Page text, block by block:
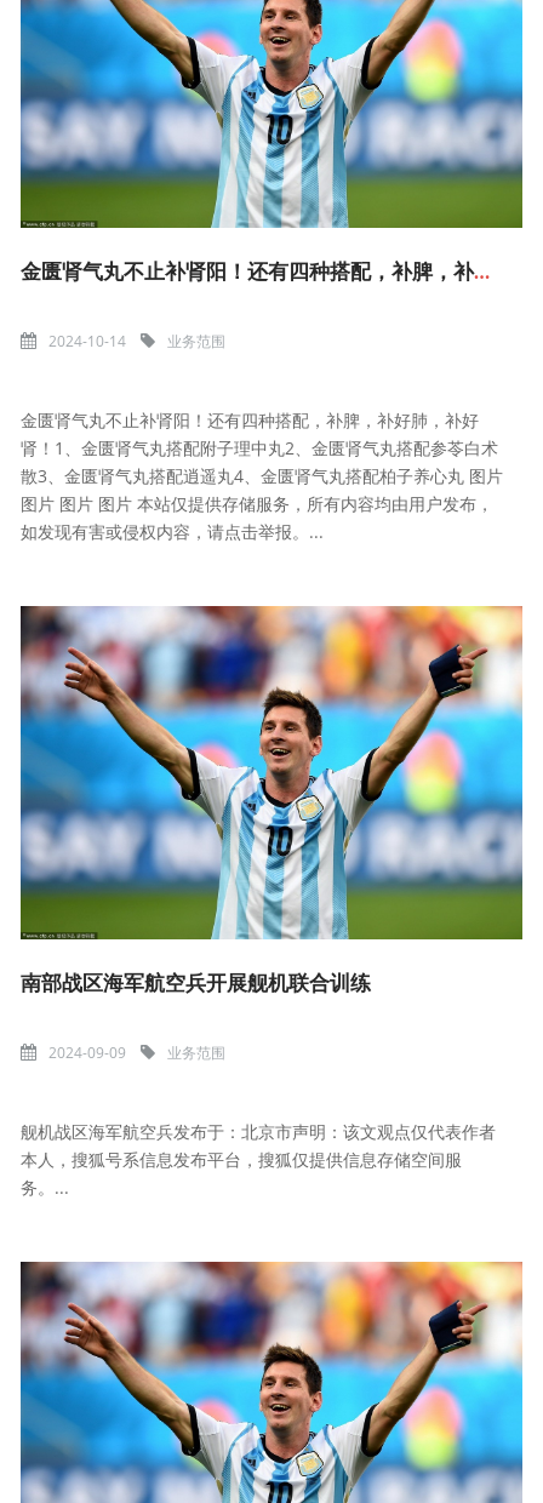
金匮肾气丸不止补肾阳！还有四种搭配，补脾，补好肺，补好肾！1、金
2024-10-14 业务范围
金匮肾气丸不止补肾阳！还有四种搭配，补脾，补好肺，补好
肾！1、金匮肾气丸搭配附子理中丸2、金匮肾气丸搭配参苓白术
散3、金匮肾气丸搭配逍遥丸4、金匮肾气丸搭配柏子养心丸 图片
图片 图片 图片 本站仅提供存储服务，所有内容均由用户发布，
如发现有害或侵权内容，请点击举报。...
南部战区海军航空兵开展舰机联合训练
2024-09-09 业务范围
舰机战区海军航空兵发布于：北京市声明：该文观点仅代表作者
本人，搜狐号系信息发布平台，搜狐仅提供信息存储空间服
务。...